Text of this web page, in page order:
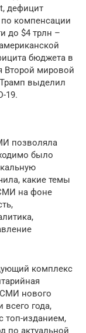
дефицит
компенсации
до $4 трлн –
бюджета в
Второй мировой
выделил
19.
позволяла
было
какие темы
на фоне
комплекс
нового
всего года,
топ-изданием,
по актуальной